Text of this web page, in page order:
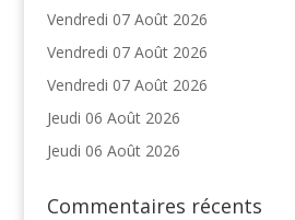
Vendredi 07 Août 2026
Vendredi 07 Août 2026
Vendredi 07 Août 2026
Jeudi 06 Août 2026
Jeudi 06 Août 2026
Commentaires récents